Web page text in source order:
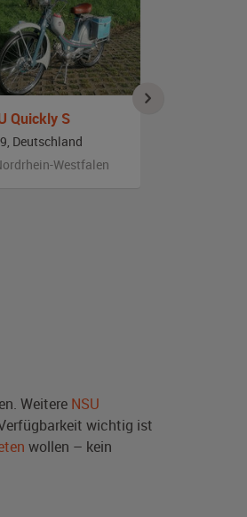
Quickly S
Deutschland
Westfalen
Weitere NSU
wichtig ist
wollen – kein